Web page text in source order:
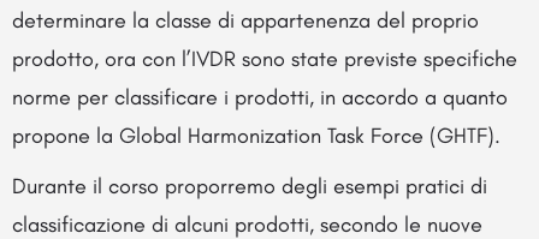
determinare la classe di appartenenza del proprio
prodotto, ora con l’IVDR sono state previste specifiche
norme per classificare i prodotti, in accordo a quanto
propone la Global Harmonization Task Force (GHTF).
Durante il corso proporremo degli esempi pratici di
classificazione di alcuni prodotti, secondo le nuove